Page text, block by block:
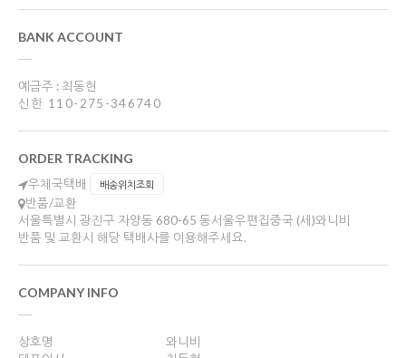
BANK ACCOUNT
예금주 : 최동현
신한 110-275-346740
ORDER TRACKING
우체국택배 배송위치조회
반품/교환
서울특별시 광진구 자양동 680-65 동서울우편집중국 (세)와니비
반품 및 교환시 해당 택배사를 이용해주세요.
COMPANY INFO
상호명
와니비